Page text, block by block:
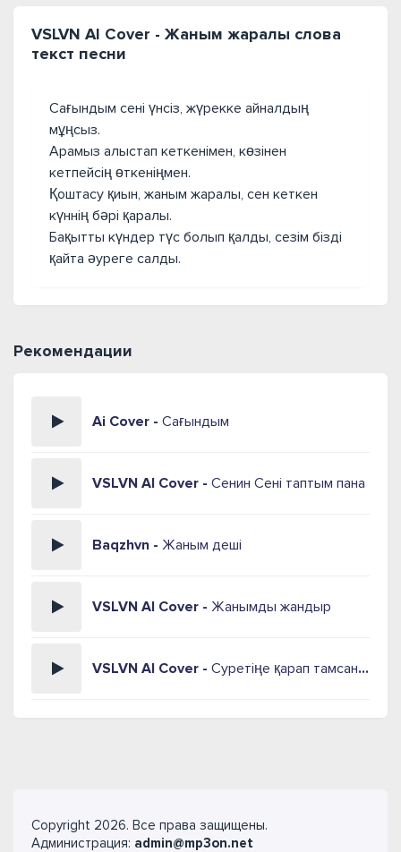
VSLVN AI Cover - Жаным жаралы слова
текст песни
Сағындым сені үнсіз, жүрекке айналдың
мұңсыз.
Арамыз алыстап кеткенімен, көзінен
кетпейсің өткеніңмен.
Қоштасу қиын, жаным жаралы, сен кеткен
күннің бәрі қаралы.
Бақытты күндер түс болып қалды, сезім бізді
қайта әуреге салды.
Рекомендации
Ai Cover - Сағындым
VSLVN AI Cover - Сенин Сені таптым пана
Baqzhvn - Жаным деші
VSLVN AI Cover - Жанымды жандыр
VSLVN AI Cover - Суретіңе қарап тамсанам
Copyright 2026. Все права защищены.
Администрация: admin@mp3on.net